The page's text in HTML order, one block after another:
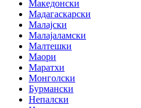
Македонски
Мадагаскарски
Малајски
Малајаламски
Малтешки
Маори
Маратхи
Монголски
Бурмански
Непалски